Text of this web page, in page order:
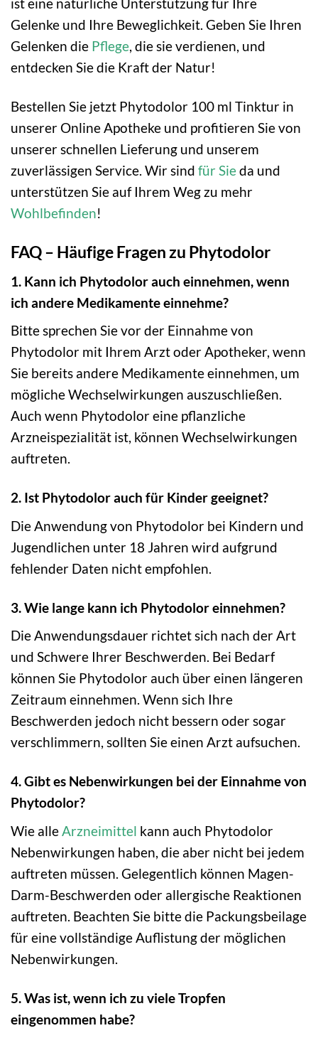
ist eine natürliche Unterstützung für Ihre
Gelenke und Ihre Beweglichkeit. Geben Sie Ihren
Gelenken die Pflege, die sie verdienen, und
entdecken Sie die Kraft der Natur!
Bestellen Sie jetzt Phytodolor 100 ml Tinktur in
unserer Online Apotheke und profitieren Sie von
unserer schnellen Lieferung und unserem
zuverlässigen Service. Wir sind für Sieda und
unterstützen Sie auf Ihrem Weg zu mehr
Wohlbefinden!
FAQ – Häufige Fragen zu Phytodolor
1. Kann ich Phytodolor auch einnehmen, wenn
ich andere Medikamente einnehme?
Bitte sprechen Sie vor der Einnahme von
Phytodolor mit Ihrem Arzt oder Apotheker, wenn
Sie bereits andere Medikamente einnehmen, um
mögliche Wechselwirkungen auszuschließen.
Auch wenn Phytodolor eine pflanzliche
Arzneispezialität ist, können Wechselwirkungen
auftreten.
2. Ist Phytodolor auch für Kinder geeignet?
Die Anwendung von Phytodolor bei Kindern und
Jugendlichen unter 18 Jahren wird aufgrund
fehlender Daten nicht empfohlen.
3. Wie lange kann ich Phytodolor einnehmen?
Die Anwendungsdauer richtet sich nach der Art
und Schwere Ihrer Beschwerden. Bei Bedarf
können Sie Phytodolor auch über einen längeren
Zeitraum einnehmen. Wenn sich Ihre
Beschwerden jedoch nicht bessern oder sogar
verschlimmern, sollten Sie einen Arzt aufsuchen.
4. Gibt es Nebenwirkungen bei der Einnahme von
Phytodolor?
Wie alleArzneimittel kann auch Phytodolor
Nebenwirkungen haben, die aber nicht bei jedem
auftreten müssen. Gelegentlich können Magen-
Darm-Beschwerden oder allergische Reaktionen
auftreten. Beachten Sie bitte die Packungsbeilage
für eine vollständige Auflistung der möglichen
Nebenwirkungen.
5. Was ist, wenn ich zu viele Tropfen
eingenommen habe?